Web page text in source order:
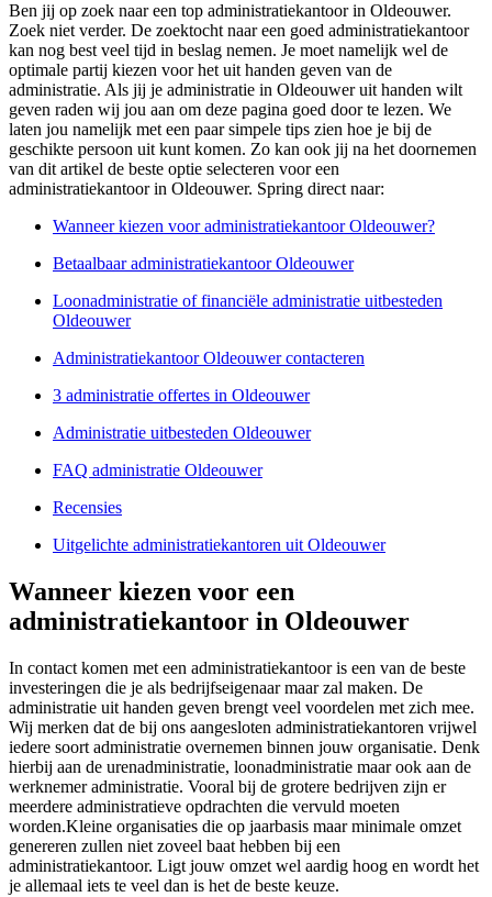
Ben jij op zoek naar een top administratiekantoor in Oldeouwer.
Zoek niet verder. De zoektocht naar een goed administratiekantoor
kan nog best veel tijd in beslag nemen. Je moet namelijk wel de
optimale partij kiezen voor het uit handen geven van de
administratie. Als jij je administratie in Oldeouwer uit handen wilt
geven raden wij jou aan om deze pagina goed door te lezen. We
laten jou namelijk met een paar simpele tips zien hoe je bij de
geschikte persoon uit kunt komen. Zo kan ook jij na het doornemen
van dit artikel de beste optie selecteren voor een
administratiekantoor in Oldeouwer. Spring direct naar:
Wanneer kiezen voor administratiekantoor Oldeouwer?
Betaalbaar administratiekantoor Oldeouwer
Loonadministratie of financiële administratie uitbesteden
Oldeouwer
Administratiekantoor Oldeouwer contacteren
3 administratie offertes in Oldeouwer
Administratie uitbesteden Oldeouwer
FAQ administratie Oldeouwer
Recensies
Uitgelichte administratiekantoren uit Oldeouwer
Wanneer kiezen voor een
administratiekantoor in Oldeouwer
In contact komen met een administratiekantoor is een van de beste
investeringen die je als bedrijfseigenaar maar zal maken. De
administratie uit handen geven brengt veel voordelen met zich mee.
Wij merken dat de bij ons aangesloten administratiekantoren vrijwel
iedere soort administratie overnemen binnen jouw organisatie. Denk
hierbij aan de urenadministratie, loonadministratie maar ook aan de
werknemer administratie. Vooral bij de grotere bedrijven zijn er
meerdere administratieve opdrachten die vervuld moeten
worden.Kleine organisaties die op jaarbasis maar minimale omzet
genereren zullen niet zoveel baat hebben bij een
administratiekantoor. Ligt jouw omzet wel aardig hoog en wordt het
je allemaal iets te veel dan is het de beste keuze.